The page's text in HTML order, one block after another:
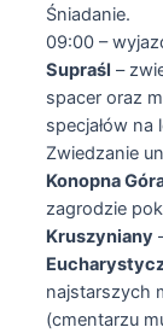
Śniadanie.
09:00 –
Supraśl –
spacer oraz
specjałów
Zwiedzanie
Konopna
zagrodzie
Kruszyniany
najstarszych
(cmentarzu